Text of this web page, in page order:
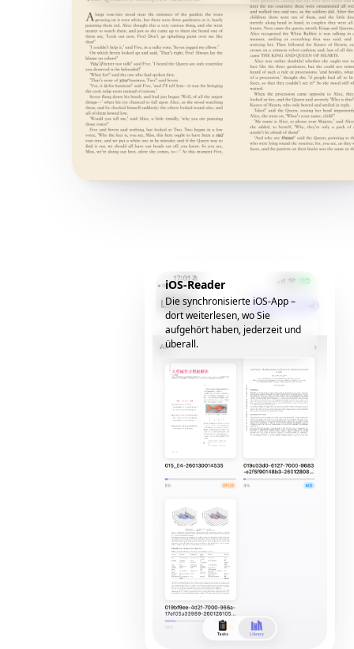
iOS-Reader
Die synchronisierte iOS-App –
dort weiterlesen, wo Sie
aufgehört haben, jederzeit und
überall.